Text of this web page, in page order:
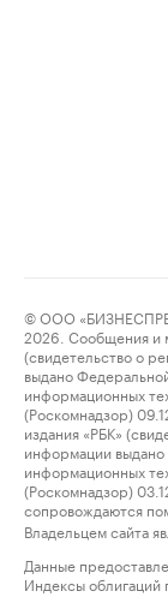
© ООО
2026. Сообщения и
(свидетельство о
выдано
информационных
(Роскомнадзор)
издания «РБК»
информации
информационных
(Роскомнадзор)
сопровождаются
Владельцем сайта
Данные
Индексы облигаций